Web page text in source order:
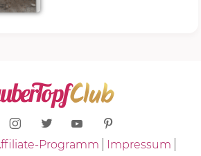
Programm
Impressum